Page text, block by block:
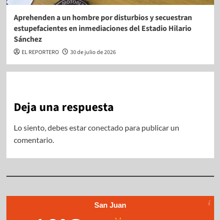
Aprehenden a un hombre por disturbios y secuestran
estupefacientes en inmediaciones del Estadio Hilario
Sánchez
EL REPORTERO 30 de julio de 2026
Deja una respuesta
Lo siento, debes estarconectadopara publicar un
comentario.
San Juan